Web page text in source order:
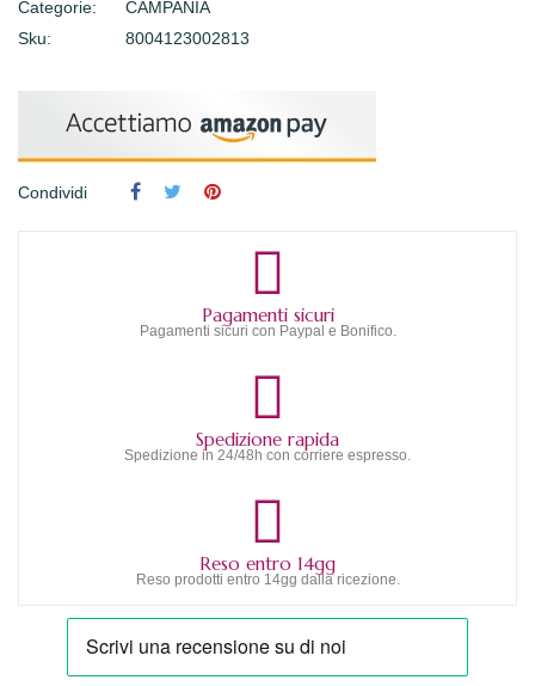
Categorie:
CAMPANIA
Sku:
8004123002813
Condividi
Pagamenti sicuri
Pagamenti sicuri con Paypal e Bonifico.
Spedizione rapida
Spedizione in 24/48h con corriere espresso.
Reso entro 14gg
Reso prodotti entro 14gg dalla ricezione.